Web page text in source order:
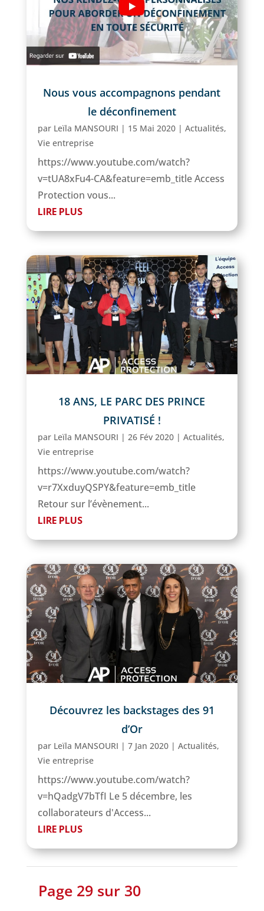
Nous vous accompagnons pendant
le déconfinement
par Leïla MANSOURI | 15 Mai 2020| Actualités,
Vie entreprise
https://www.youtube.com/watch?
v=tUA8xFu4-CA&feature=emb_title Access
Protection vous...
LIRE PLUS
18 ANS, LE PARC DES PRINCE
PRIVATISÉ !
par Leïla MANSOURI | 26 Fév 2020| Actualités,
Vie entreprise
https://www.youtube.com/watch?
v=r7XxduyQSPY&feature=emb_title
Retour sur l’évènement...
LIRE PLUS
Découvrez les backstages des 91
d’Or
par Leïla MANSOURI | 7 Jan 2020| Actualités,
Vie entreprise
https://www.youtube.com/watch?
v=hQadgV7bTfI Le 5 décembre, les
collaborateurs d'Access...
LIRE PLUS
Page 29 sur 30